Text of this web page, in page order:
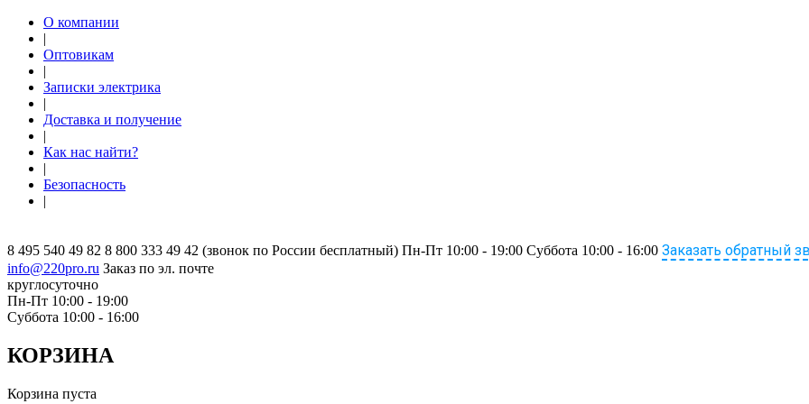
О компании
|
Оптовикам
|
Записки электрика
|
Доставка и получение
|
Как нас найти?
|
Безопасность
|
8 495 540 49 82 8 800 333 49 42 (звонок по России бесплатный) Пн-Пт 10:00 - 19:00 Суббота 10:00 - 16:00 Заказать обратный
info@220pro.ru Заказ по эл. почте
круглосуточно
Пн-Пт 10:00 - 19:00
Суббота 10:00 - 16:00
КОРЗИНА
Корзина пуста